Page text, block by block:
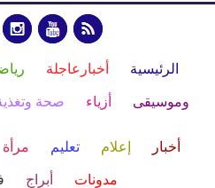
الرئيسية أخبارعاجلة
وموسيقى أزياء صحة
أخبار إعلام تعليم مرأة
مدونات أبراج